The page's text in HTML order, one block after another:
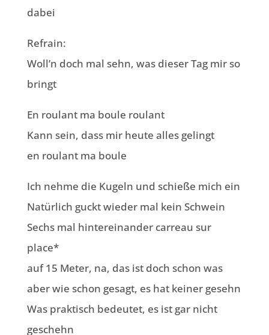
dabei
Refrain:
Woll’n doch mal sehn, was dieser Tag mir so
bringt
En roulant ma boule roulant
Kann sein, dass mir heute alles gelingt
en roulant ma boule
Ich nehme die Kugeln und schieße mich ein
Natürlich guckt wieder mal kein Schwein
Sechs mal hintereinander carreau sur
place*
auf 15 Meter, na, das ist doch schon was
aber wie schon gesagt, es hat keiner gesehn
Was praktisch bedeutet, es ist gar nicht
geschehn